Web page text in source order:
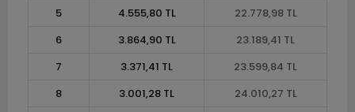
5
4.555,80 TL
22.778,98 TL
6
3.864,90 TL
23.189,41 TL
7
3.371,41 TL
23.599,84 TL
8
3.001,28 TL
24.010,27 TL